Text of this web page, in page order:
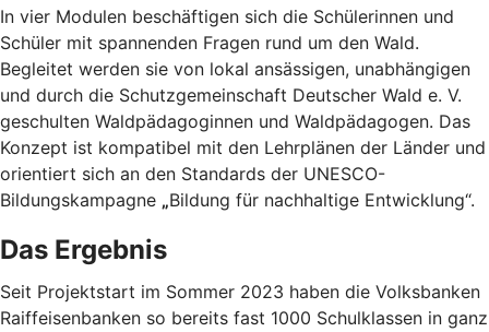
In vier Modulen beschäftigen sich die Schülerinnen und
Schüler mit spannenden Fragen rund um den Wald.
Begleitet werden sie von lokal ansässigen, unabhängigen
und durch die Schutzgemeinschaft Deutscher Wald e. V.
geschulten Waldpädagoginnen und Waldpädagogen. Das
Konzept ist kompatibel mit den Lehrplänen der Länder und
orientiert sich an den Standards der UNESCO-
Bildungskampagne „Bildung für nachhaltige Entwicklung“.
Das Ergebnis
Seit Projektstart im Sommer 2023 haben die Volksbanken
Raiffeisenbanken so bereits fast 1000 Schulklassen in ganz